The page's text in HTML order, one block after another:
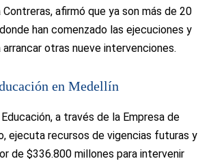
Contreras, afirmó que ya son más de 20
han comenzado las ejecuciones y
otras nueve intervenciones.
en Medellín
a través de la Empresa de
ejecuta recursos de vigencias futuras y
de $336.800 millones para intervenir